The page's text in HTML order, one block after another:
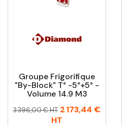
Groupe Frigorifique
"By-Block" T° -5°+5° -
Volume 14.9 M3
Prix
Prix
3 396,00 € HT 2 173,44 €
HT